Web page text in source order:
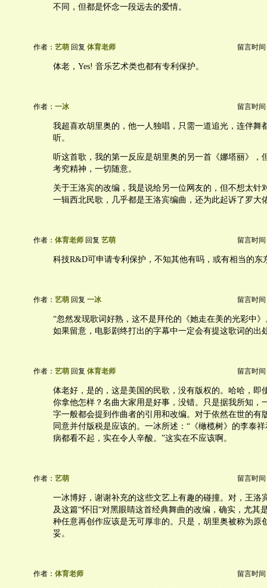
不同，但都是怀念一段远去的爱情。
作者： 艺萌 回复 体育老师 留言时间
体老，Yes! 音乐艺术类也都有专利保护。
作者： 一冰 留言时间
我超喜欢胡里奥的，他一人独唱，只需一道追光，连伴舞
听。
听这首歌，我的第一反应是胡里奥的另一首《娜塔丽》，
考究精神，一切随意。
关于王洛宾的改编，我是说给另一位网友的，但不想太针
一辑西北民歌，几乎都是王洛宾编曲，还为此起诉了罗大
作者： 体育老师 回复 艺萌 留言时间
科技R&D可申请专利保护，不知其他有吗，或有相当的东
作者： 艺萌 回复 一冰 留言时间
“忽然发现歌词好熟，这不是拜伦的《她走在美的光彩中
如果留意，电影剧终打出的字幕中一定会有提这歌词的出
作者： 艺萌 回复 体育老师 留言时间
体老好，是的，这是美国的民歌，没有版权的。哈哈，即
你拿他怎样？名曲大家用是好事，没错。只是据我所知，
字一般都会提到作曲者的引用和改编。对于依然在世的有
同意并付版税是应该的。一冰所述：“《橄榄树》的李泰
病都看不起，实在令人辛酸。”这实在不应该啊。
作者： 艺萌 留言时间
一冰博好，谢谢补充的这些文艺上有趣的碰撞。对，王洛
及这篇“怀旧“对黑眼睛这首经典舞曲的改编，确实，尤其
种任意再创作应该是无可厚非的。只是，胡里奥被称为原
妥。
作者： 体育老师 留言时间